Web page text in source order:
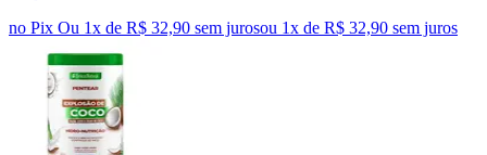
no Pix Ou 1x de R$ 32,90 sem jurosou 1x de R$ 32,90 sem juros